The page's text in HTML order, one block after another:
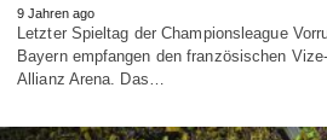
9 Jahren ago
Letzter Spieltag der Championsleague
Bayern empfangen den französischen
Allianz Arena. Das…